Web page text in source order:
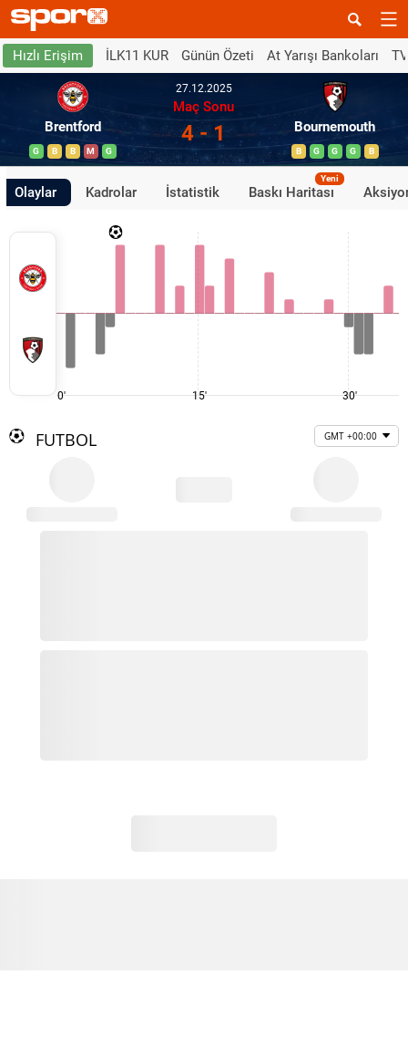
Hızlı Erişim İLK11 KUR Günün Özeti At Yarışı Bankoları
Brentford
G B B M G
27.12.2025
Maç Sonu
4 - 1 Bournemouth
B G G G B
Olaylar Kadrolar İstatistik Baskı Haritası
Yeni
0' 15' 30'
FUTBOL GMT +00:00